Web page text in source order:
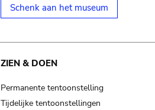
cooking-pot
cooking-pot
frying pan
frying pan; roaster pan
Schenk aan het museum
ZIEN & DOEN
Permanente tentoonstelling
Tijdelijke tentoonstellingen